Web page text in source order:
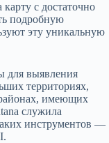
с достаточно
подробную
эту уникальную
для выявления
территориях,
имеющих
служила
инструментов —